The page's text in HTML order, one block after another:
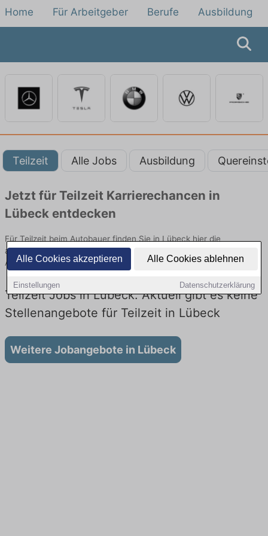
Alle Cookies akzeptieren Alle Cookies ablehnen
Einstellungen Datenschutzerklärung
Home Für Arbeitgeber Berufe Ausbildung
Teilzeit Alle Jobs Ausbildung
Jetzt für Teilzeit Karrierechancen in
Lübeck entdecken
Für Teilzeit beim Autobauer finden Sie in Lübeck hier die
aktuellsten Angebote. Entdecken Sie freie Optionen von Top-
Arbeitgebern und bewerben Sie sich noch heute.
Teilzeit Jobs in Lübeck: Aktuell gibt es keine
Stellenangebote für Teilzeit in Lübeck
Weitere Jobangebote in Lübeck